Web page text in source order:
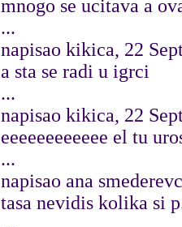
mnogo se ucitava a
...
napisao kikica, 22
a sta se radi u igrci
...
napisao kikica, 22
eeeeeeeeeeee el tu
...
napisao ana
tasa nevidis kolika si